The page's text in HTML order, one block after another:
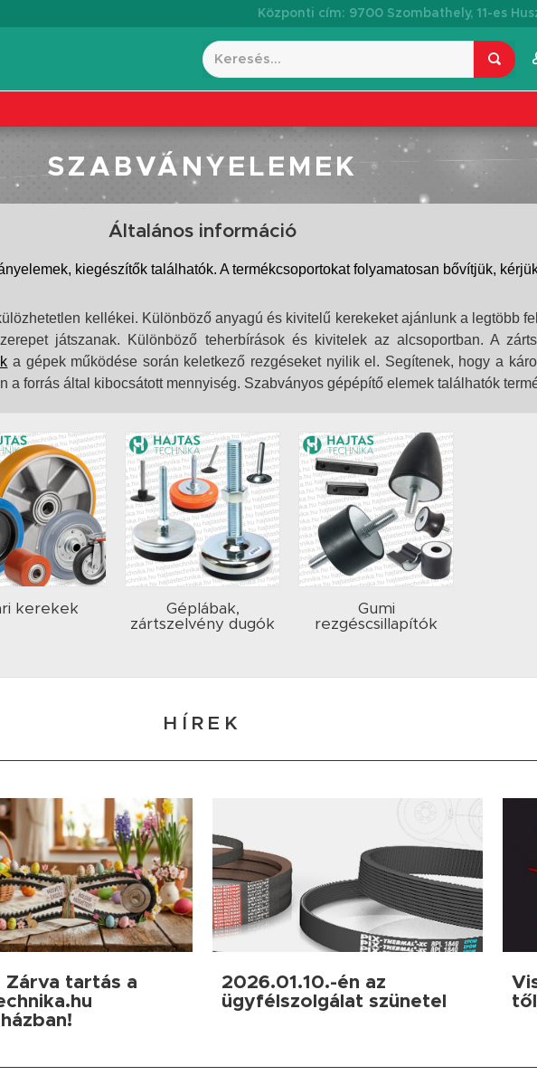
Központi cím: 9700 Szombathely, 11-es
SZABVÁNYELEMEK
Általános információ
kiegészítők találhatók. A termékcsoportokat folyamatosan bővítjük,
kellékei. Különböző anyagú és kivitelű kerekeket ajánlunk a legtöbb
játszanak. Különböző teherbírások és kivitelek az alcsoportban. A
a gépek működése során keletkező rezgéseket nyilik el. Segítenek, hogy a
forrás által kibocsátott mennyiség. Szabványos gépépítő elemek találhatók
kerekek
Géplábak,
zártszelvény dugók
Gumi
rezgéscsillapítók
HÍREK
Zárva tartás a
2026.01.10.-én az
ügyfélszolgálat szünetel